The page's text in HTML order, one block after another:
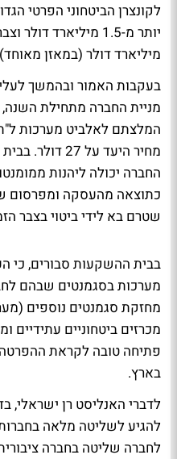
לקונצרן הביטחוני הפרטי
מיליארד דולר (במאזן
בעקבות האמור ובהמשך
מניית החברה מתחילת
המלצתם לאלביט מערכות
מחיר היעד על
החברה יכולה ליהנות
שטרם בא לידי ביטוי בצבר
בבית ההשקעות סבורים, כי
מערכות בסגמנטים שבהם
מחזקת סגמנטים נוספים
מכרזים ביטחוניים
פתיחה טובה לקראת
בארץ.
לדברי האנליסט רן ישראלי,
להגיע לשליטה מלאה
לחברה שליטה בחברה